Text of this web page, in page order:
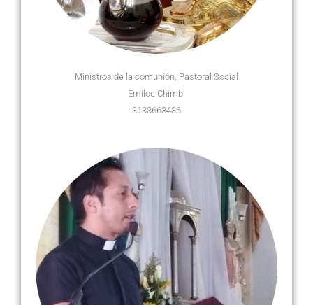
Ministros de la comunión, Pastoral Social
Emilce Chimbi
3133663436